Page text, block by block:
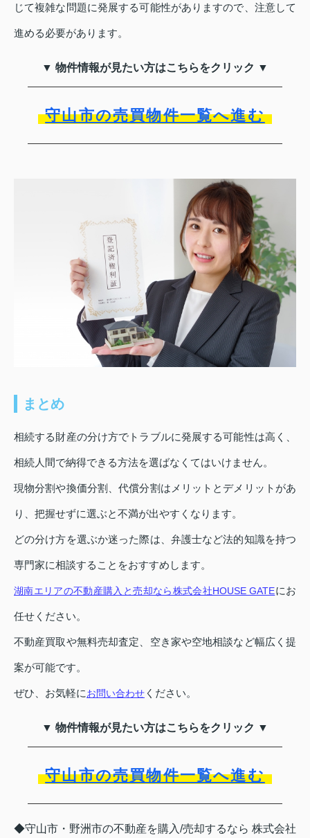
じて複雑な問題に発展する可能性がありますので、注意して
進める必要があります。
▼ 物件情報が見たい方はこちらをクリック ▼
守山市の売買物件一覧へ進む
まとめ
相続する財産の分け方でトラブルに発展する可能性は高く、
相続人間で納得できる方法を選ばなくてはいけません。
現物分割や換価分割、代償分割はメリットとデメリットがあ
り、把握せずに選ぶと不満が出やすくなります。
どの分け方を選ぶか迷った際は、弁護士など法的知識を持つ
専門家に相談することをおすすめします。
湖南エリアの不動産購入と売却なら株式会社HOUSE GATEにお
任せください。
不動産買取や無料売却査定、空き家や空地相談など幅広く提
案が可能です。
ぜひ、お気軽にお問い合わせ ください。
▼ 物件情報が見たい方はこちらをクリック ▼
守山市の売買物件一覧へ進む
◆守山市・野洲市の不動産を購入/売却するなら 株式会社